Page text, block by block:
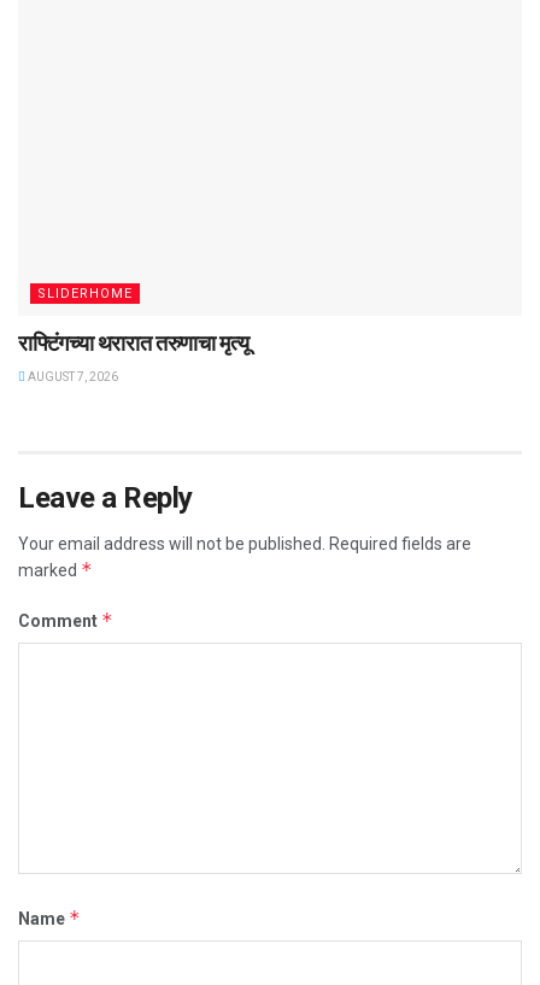
SLIDERHOME
राफ्टिंगच्या थरारात तरुणाचा मृत्यू
AUGUST 7, 2026
Leave a Reply
Your email address will not be published.
Required fields are
marked *
Comment *
Name *